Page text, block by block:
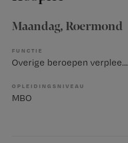
Maandag, Roermond
FUNCTIE
Overige beroepen verpleegkunde
OPLEIDINGSNIVEAU
MBO